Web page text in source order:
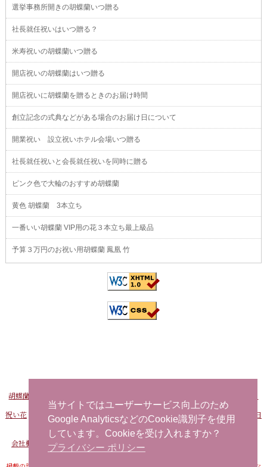
選挙事務所開きの胡蝶蘭いつ贈る
社長就任祝いはいつ贈る？
米寿祝いの胡蝶蘭いつ贈る
開店祝いの胡蝶蘭はいつ贈る
開店祝いに胡蝶蘭を贈るときのお届け時間
創立記念の式典などがある場合のお届け日について
開業祝い 設立祝いホテル会場いつ贈る
社長就任祝いと会長就任祝いを同時に贈る
ピンク色で大輪のおすすめ胡蝶蘭
黄色 胡蝶蘭 3本立ち
一番いい胡蝶蘭 VIP用の花３本立ち最上級品
予算３万円のお祝い用胡蝶蘭 鳳凰 竹
胡蝶蘭販売Net
本へ花を注文する
祝い花- 開店祝い用の花- 社長就任祝い 胡蝶蘭 事務所移転祝い 胡蝶蘭-
誕生日
お祝い用の花
当日配達できる花-胡蝶蘭
会社概要
プライバシーポリシー- 特定商取引法に基づく表記
当サイトではユーザーサービス向上のため
Google AnalyticsなどのCookie識別子を使用
しています。Cookieを受け入れますか？
プライバシー ポリシー